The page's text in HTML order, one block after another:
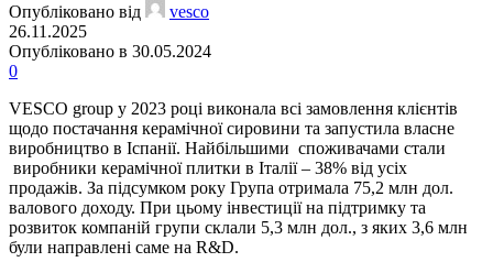
Опубліковано від
vesco
26.11.2025
Опубліковано в 30.05.2024
0
VESCO group у 2023 році виконала всі замовлення клієнтів
щодо постачання керамічної сировини та запустила власне
виробництво в Іспанії. Найбільшими споживачами стали
виробники керамічної плитки в Італії – 38% від усіх
продажів. За підсумком року Група отримала 75,2 млн дол.
валового доходу. При цьому інвестиції на підтримку та
розвиток компаній групи склали 5,3 млн дол., з яких 3,6 млн
були направлені саме на R&D.